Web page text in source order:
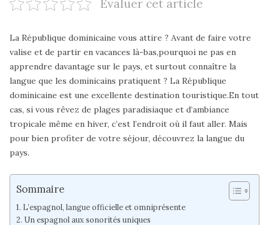
Evaluer cet article
La République dominicaine vous attire ? Avant de faire votre
valise et de partir en vacances là-bas,pourquoi ne pas en
apprendre davantage sur le pays, et surtout connaître la
langue que les dominicains pratiquent ? La République
dominicaine est une excellente destination touristique.En tout
cas, si vous rêvez de plages paradisiaque et d’ambiance
tropicale même en hiver, c’est l’endroit où il faut aller. Mais
pour bien profiter de votre séjour, découvrez la langue du
pays.
Sommaire
L’espagnol, langue officielle et omniprésente
Un espagnol aux sonorités uniques